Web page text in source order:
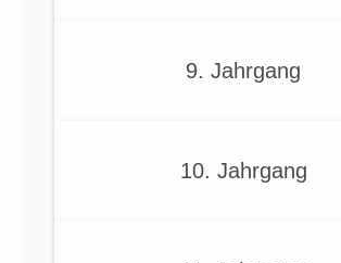
9. Jahrgang
10. Jahrgang